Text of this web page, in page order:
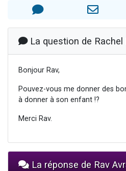
Il reste 49 places
Eva vient de
La question de Rachel
Bonjour Rav,
Pouvez-vous me donner des
à donner à son enfant !?
Merci Rav.
La réponse de Rav